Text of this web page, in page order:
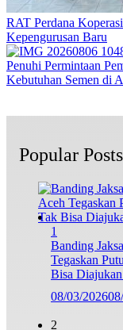
RAT Perdana
Kepengurusan Baru
Penuhi Permintaan
Kebutuhan Semen di
Popular Posts
1
Banding
Tegaskan
Bisa
08/03/2026
2